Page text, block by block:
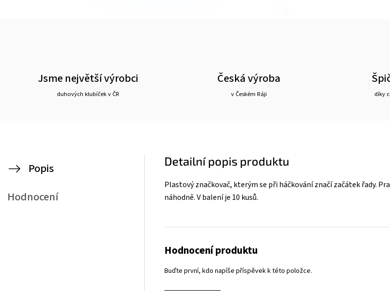
Jsme největší výrobci
duhových klubíček v ČR
Česká výroba
v Českém Ráji díky
Popis
Hodnocení
Detailní popis produktu
Plastový značkovač, kterým se při háčkování značí začátek řady.
náhodně. V balení je 10 kusů.
Hodnocení produktu
Buďte první, kdo napíše příspěvek k této položce.